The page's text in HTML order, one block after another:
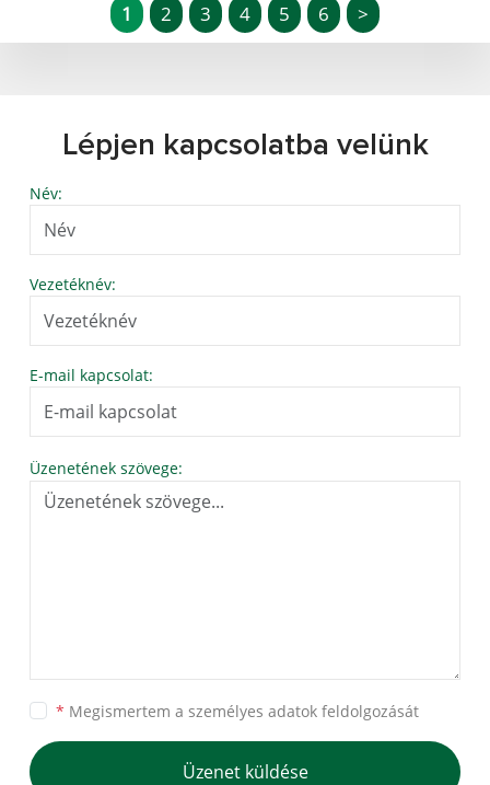
1 2 3 4 5 6 >
Lépjen kapcsolatba velünk
Név:
Vezetéknév:
E-mail kapcsolat:
Üzenetének szövege:
* Megismertem a személyes adatok feldolgozását
Üzenet küldése